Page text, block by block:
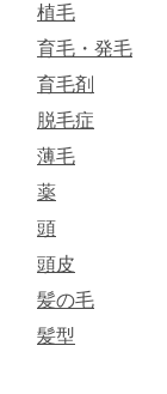
植毛
育毛・発毛
育毛剤
脱毛症
薄毛
薬
頭
頭皮
髪の毛
髪型